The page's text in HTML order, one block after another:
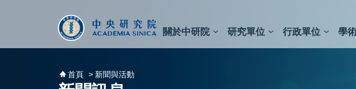
關於中研院 研究單位 行政單位 學
首頁 > 新聞與活動